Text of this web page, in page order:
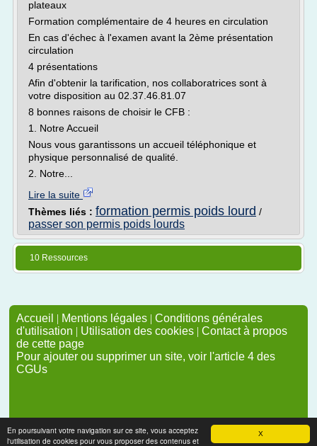
X
En poursuivant votre navigation sur ce site, vous acceptez
l'utilisation de cookies pour vous proposer des contenus et
plateaux
Formation complémentaire de 4 heures en circulation
En cas d'échec à l'examen avant la 2ème présentation
circulation
4 présentations
Afin d'obtenir la tarification, nos collaboratrices sont à
votre disposition au 02.37.46.81.07
8 bonnes raisons de choisir le CFB :
1. Notre Accueil
Nous vous garantissons un accueil téléphonique et
physique personnalisé de qualité.
2. Notre...
Lire la suite
Thèmes liés : formation permis poids lourd /
passer son permis poids lourds
10 Ressources
Accueil | Mentions légales | Conditions générales
d'utilisation | Utilisation des cookies | Contact à propos
de cette page
Pour ajouter ou supprimer un site, voir l'article 4 des
CGUs